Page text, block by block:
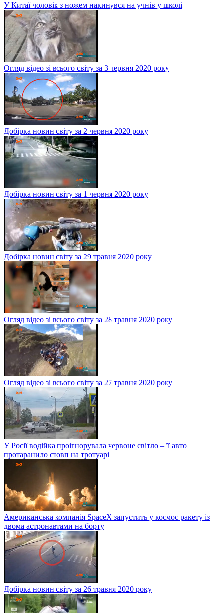
У Китаї чоловік з ножем накинувся на учнів у школі
Огляд відео зі всього світу за 3 червня 2020 року
Добірка новин світу за 2 червня 2020 року
Добірка новин світу за 1 червня 2020 року
Добірка новин світу за 29 травня 2020 року
Огляд відео зі всього світу за 28 травня 2020 року
Огляд відео зі всього світу за 27 травня 2020 року
У Росії водійка проігнорувала червоне світло – її авто
протаранило стовп на тротуарі
Американська компанія SpaceX запустить у космос ракету із
двома астронавтами на борту
Добірка новин світу за 26 травня 2020 року